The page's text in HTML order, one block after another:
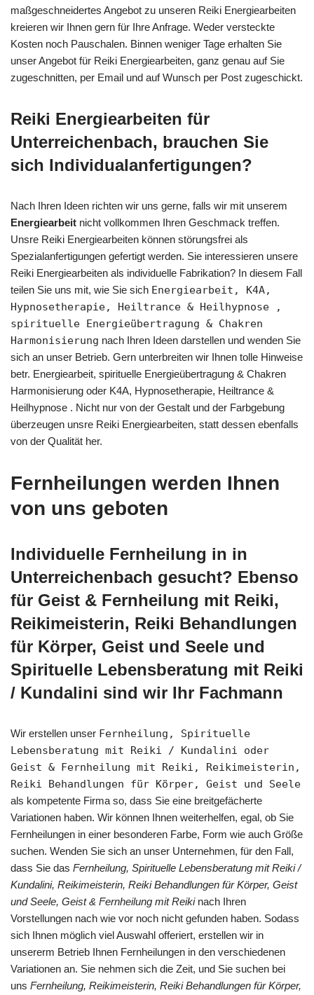
maßgeschneidertes Angebot zu unseren Reiki Energiearbeiten
kreieren wir Ihnen gern für Ihre Anfrage. Weder versteckte
Kosten noch Pauschalen. Binnen weniger Tage erhalten Sie
unser Angebot für Reiki Energiearbeiten, ganz genau auf Sie
zugeschnitten, per Email und auf Wunsch per Post zugeschickt.
Reiki Energiearbeiten für
Unterreichenbach, brauchen Sie
sich Individualanfertigungen?
Nach Ihren Ideen richten wir uns gerne, falls wir mit unserem
Energiearbeit nicht vollkommen Ihren Geschmack treffen.
Unsre Reiki Energiearbeiten können störungsfrei als
Spezialanfertigungen gefertigt werden. Sie interessieren unsere
Reiki Energiearbeiten als individuelle Fabrikation? In diesem Fall
teilen Sie uns mit, wie Sie sich Energiearbeit, K4A,
Hypnosetherapie, Heiltrance & Heilhypnose ,
spirituelle Energieübertragung & Chakren
Harmonisierung nach Ihren Ideen darstellen und wenden Sie
sich an unser Betrieb. Gern unterbreiten wir Ihnen tolle Hinweise
betr. Energiearbeit, spirituelle Energieübertragung & Chakren
Harmonisierung oder K4A, Hypnosetherapie, Heiltrance &
Heilhypnose . Nicht nur von der Gestalt und der Farbgebung
überzeugen unsre Reiki Energiearbeiten, statt dessen ebenfalls
von der Qualität her.
Fernheilungen werden Ihnen
von uns geboten
Individuelle Fernheilung in in
Unterreichenbach gesucht? Ebenso
für Geist & Fernheilung mit Reiki,
Reikimeisterin, Reiki Behandlungen
für Körper, Geist und Seele und
Spirituelle Lebensberatung mit Reiki
/ Kundalini sind wir Ihr Fachmann
Wir erstellen unser Fernheilung, Spirituelle
Lebensberatung mit Reiki / Kundalini oder
Geist & Fernheilung mit Reiki, Reikimeisterin,
Reiki Behandlungen für Körper, Geist und Seele
als kompetente Firma so, dass Sie eine breitgefächerte
Variationen haben. Wir können Ihnen weiterhelfen, egal, ob Sie
Fernheilungen in einer besonderen Farbe, Form wie auch Größe
suchen. Wenden Sie sich an unser Unternehmen, für den Fall,
dass Sie das Fernheilung, Spirituelle Lebensberatung mit Reiki /
Kundalini, Reikimeisterin, Reiki Behandlungen für Körper, Geist
und Seele, Geist & Fernheilung mit Reikinach Ihren
Vorstellungen nach wie vor noch nicht gefunden haben. Sodass
sich Ihnen möglich viel Auswahl offeriert, erstellen wir in
unsererm Betrieb Ihnen Fernheilungen in den verschiedenen
Variationen an. Sie nehmen sich die Zeit, und Sie suchen bei
uns Fernheilung, Reikimeisterin, Reiki Behandlungen für Körper,